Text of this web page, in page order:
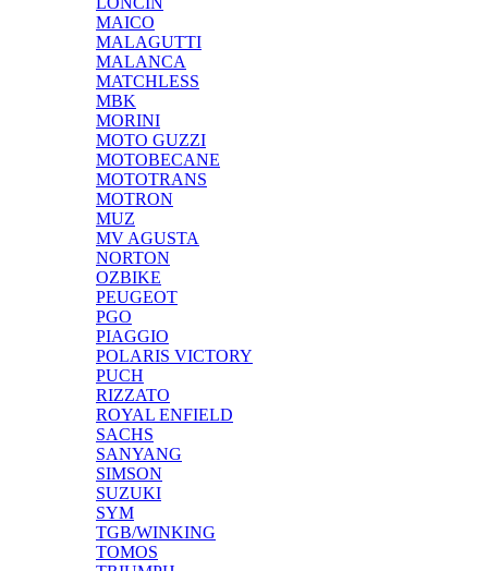
MAICO
MALAGUTTI
MALANCA
MATCHLESS
MBK
MORINI
MOTO GUZZI
MOTOBECANE
MOTOTRANS
MOTRON
MUZ
MV AGUSTA
NORTON
OZBIKE
PEUGEOT
PGO
PIAGGIO
POLARIS VICTORY
PUCH
RIZZATO
ROYAL ENFIELD
SACHS
SANYANG
SIMSON
SUZUKI
SYM
TGB/WINKING
TOMOS